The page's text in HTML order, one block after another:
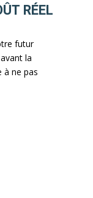
RÉEL
futur
la
à ne pas